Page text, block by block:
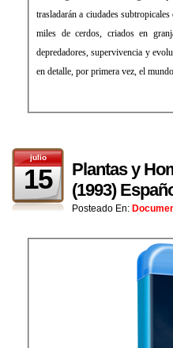
trasladarán a ciudades
miles de cerdos, criados en
depredadores, supervivencia y
en detalle, por primera vez, el
julio
15
Plantas y
(1993)
Posteado En: